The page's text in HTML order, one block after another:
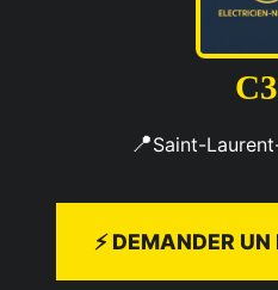
📍Saint-
⚡ DEMANDER